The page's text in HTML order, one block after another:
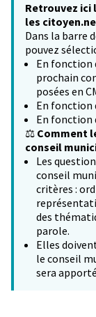
Retrouvez ici
les
Dans la barre
pouvez
En fonction
prochain
posées en
En fonction
En fonction
⚖️ Comment
conseil
Les
conseil
critères :
des
parole.
Elles
le conseil
sera